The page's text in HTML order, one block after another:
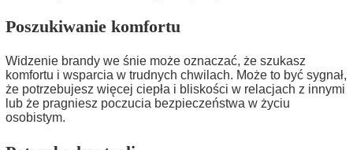
Poszukiwanie komfortu
Widzenie brandy we śnie może oznaczać, że szukasz
komfortu i wsparcia w trudnych chwilach. Może to być sygnał,
że potrzebujesz więcej ciepła i bliskości w relacjach z innymi
lub że pragniesz poczucia bezpieczeństwa w życiu
osobistym.